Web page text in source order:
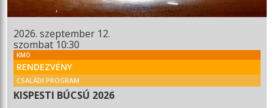
2026. szeptember 12.
szombat 10:30
KMO
RENDEZVÉNY
CSALÁDI PROGRAM
KISPESTI BÚCSÚ 2026